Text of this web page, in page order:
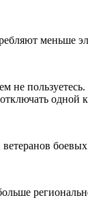
меньше
не
одной